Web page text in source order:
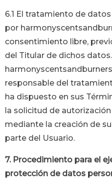
6.1 El tratamiento de
por
consentimiento libre,
del Titular de dichos datos.
responsable del
ha dispuesto en sus
la solicitud de
mediante la creación de
parte del Usuario.
7. Procedimiento para el
protección de datos